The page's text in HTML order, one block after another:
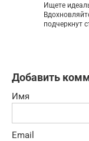
Ищете
подчеркнут
Добавить
Имя
Email